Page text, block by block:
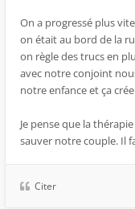
On a progressé plus
on était au bord de la
on règle des trucs en
avec notre conjoint
notre enfance et ça
Je pense que la
sauver notre couple. Il
Citer